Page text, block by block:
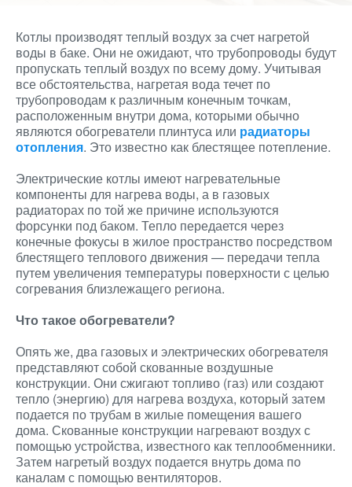
Котлы производят теплый воздух за счет нагретой
воды в баке. Они не ожидают, что трубопроводы будут
пропускать теплый воздух по всему дому. Учитывая
все обстоятельства, нагретая вода течет по
трубопроводам к различным конечным точкам,
расположенным внутри дома, которыми обычно
являются обогреватели плинтуса или радиаторы
отопления. Это известно как блестящее потепление.
Электрические котлы имеют нагревательные
компоненты для нагрева воды, а в газовых
радиаторах по той же причине используются
форсунки под баком. Тепло передается через
конечные фокусы в жилое пространство посредством
блестящего теплового движения — передачи тепла
путем увеличения температуры поверхности с целью
согревания близлежащего региона.
Что такое обогреватели?
Опять же, два газовых и электрических обогревателя
представляют собой скованные воздушные
конструкции. Они сжигают топливо (газ) или создают
тепло (энергию) для нагрева воздуха, который затем
подается по трубам в жилые помещения вашего
дома. Скованные конструкции нагревают воздух с
помощью устройства, известного как теплообменники.
Затем нагретый воздух подается внутрь дома по
каналам с помощью вентиляторов.